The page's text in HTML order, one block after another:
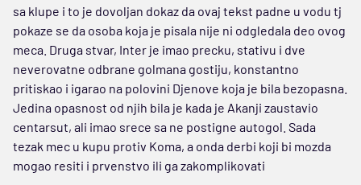
sa klupe i to je dovoljan dokaz da ovaj tekst padne u vodu tj
pokaze se da osoba koja je pisala nije ni odgledala deo ovog
meca. Druga stvar, Inter je imao precku, stativu i dve
neverovatne odbrane golmana gostiju, konstantno
pritiskao i igarao na polovini Djenove koja je bila bezopasna.
Jedina opasnost od njih bila je kada je Akanji zaustavio
centarsut, ali imao srece sa ne postigne autogol. Sada
tezak mec u kupu protiv Koma, a onda derbi koji bi mozda
mogao resiti i prvenstvo ili ga zakomplikovati